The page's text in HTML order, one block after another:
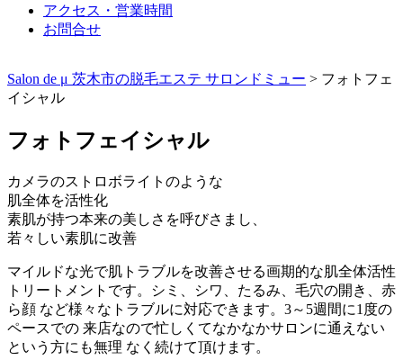
アクセス・営業時間
お問合せ
Salon de μ 茨木市の脱毛エステ サロンドミュー > フォトフェ
イシャル
フォトフェイシャル
カメラのストロボライトのような
肌全体を活性化
素肌が持つ本来の美しさを呼びさまし、
若々しい素肌に改善
マイルドな光で肌トラブルを改善させる画期的な肌全体活性
トリートメントです。シミ、シワ、たるみ、毛穴の開き、赤
ら顔 など様々なトラブルに対応できます。3～5週間に1度の
ペースでの 来店なので忙しくてなかなかサロンに通えない
という方にも無理 なく続けて頂けます。